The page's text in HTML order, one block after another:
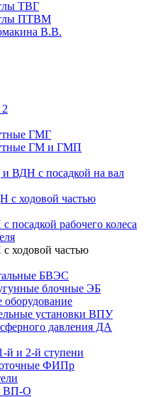
ТВГ
ПТВМ
В.В.
ГМГ
ГМ и ГМП
ВДН с посадкой на вал
с ходовой частью
рабочего колеса
ходовой частью
БВЭС
блочные ЭБ
оборудование
установки ВПУ
давления ДА
и 2-й ступени
ФИПр
ВП-О